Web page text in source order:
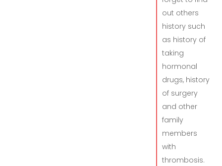
out others
history such
as history of
taking
hormonal
drugs, history
of surgery
and other
family
members
with
thrombosis.